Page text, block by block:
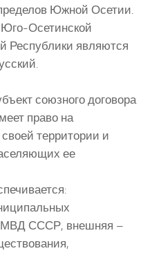
Южной Осетии.
Осетинской
Республики являются
союзного договора
право на
территории и
ее
СССР, внешняя –